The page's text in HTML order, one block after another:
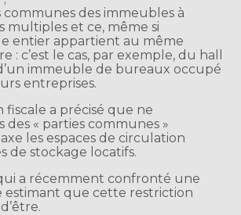
communes des immeubles à
multiples et ce, même si
entier appartient au même
: c’est le cas, par exemple, du hall
immeuble de bureaux occupé
entreprises.
fiscale a précisé que ne
des « parties communes »
les espaces de circulation
de stockage locatifs.
a récemment confronté une
estimant que cette restriction